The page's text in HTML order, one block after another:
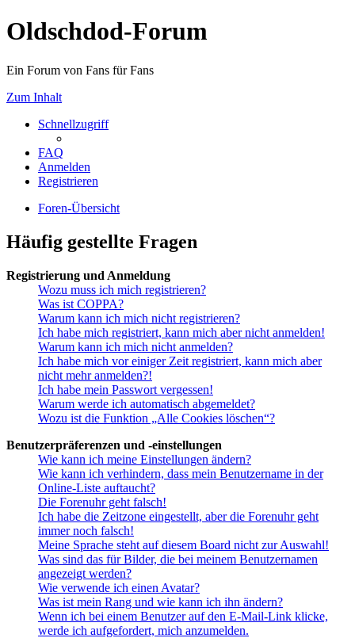
Oldschdod-Forum
Ein Forum von Fans für Fans
Zum Inhalt
Schnellzugriff
FAQ
Anmelden
Registrieren
Foren-Übersicht
Häufig gestellte Fragen
Registrierung und Anmeldung
Wozu muss ich mich registrieren?
Was ist COPPA?
Warum kann ich mich nicht registrieren?
Ich habe mich registriert, kann mich aber nicht anmelden!
Warum kann ich mich nicht anmelden?
Ich habe mich vor einiger Zeit registriert, kann mich aber
nicht mehr anmelden?!
Ich habe mein Passwort vergessen!
Warum werde ich automatisch abgemeldet?
Wozu ist die Funktion „Alle Cookies löschen“?
Benutzerpräferenzen und -einstellungen
Wie kann ich meine Einstellungen ändern?
Wie kann ich verhindern, dass mein Benutzername in der
Online-Liste auftaucht?
Die Forenuhr geht falsch!
Ich habe die Zeitzone eingestellt, aber die Forenuhr geht
immer noch falsch!
Meine Sprache steht auf diesem Board nicht zur Auswahl!
Was sind das für Bilder, die bei meinem Benutzernamen
angezeigt werden?
Wie verwende ich einen Avatar?
Was ist mein Rang und wie kann ich ihn ändern?
Wenn ich bei einem Benutzer auf den E-Mail-Link klicke,
werde ich aufgefordert, mich anzumelden.